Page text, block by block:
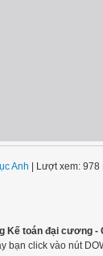
Anh | Lượt xem: 978
Kế toán đại cương -
bạn click vào nút